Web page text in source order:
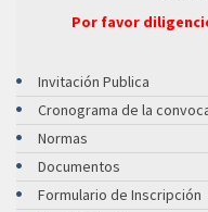
Por favor
Invitación Publica
Cronograma de la
Normas
Documentos
Formulario de Inscripción